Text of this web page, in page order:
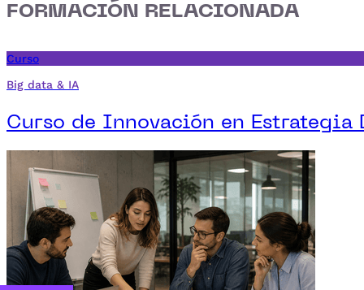
FORMACIÓN RELACIONADA
Curso
Big data & IA
Curso de Innovación en